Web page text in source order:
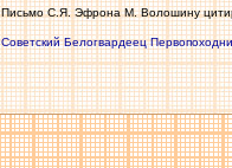
Письмо С.Я. Эфрона М. Волошину
Советский Белогвардеец